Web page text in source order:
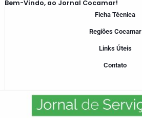
Bem-Vindo, ao Jornal Cocamar!
Ficha Técnica
Regiões Cocamar
Links Úteis
Contato